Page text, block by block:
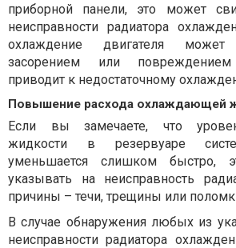
приборной панели, это может
неисправности радиатора
охлаждение двигателя
засорением или
приводит к недостаточному
Повышение расхода охлаждающей
Если вы замечаете, что
жидкости в резервуаре
уменьшается слишком быстро,
указывать на неисправность
причины – течи, трещины или
В случае обнаружения любых из
неисправности радиатора